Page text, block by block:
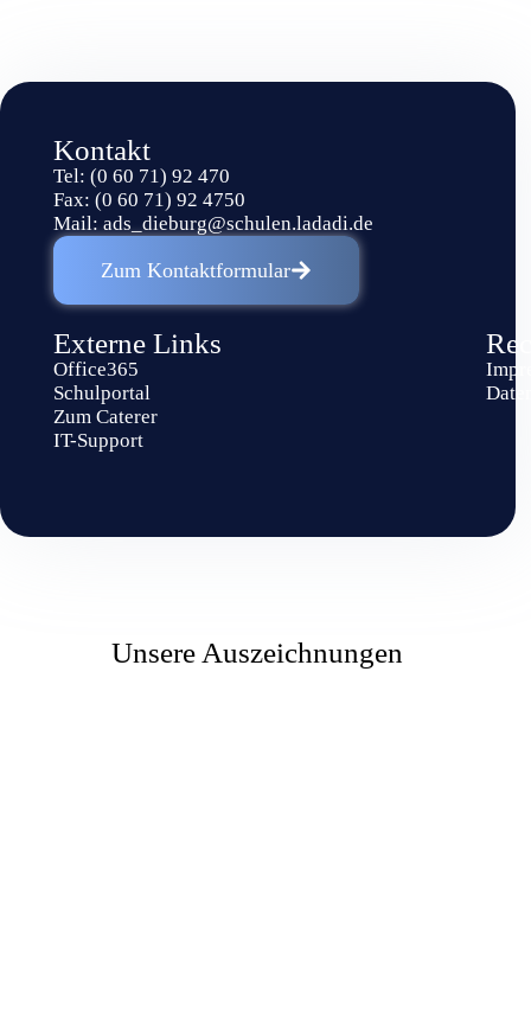
Kontakt
Tel: (0 60 71) 92 470
Fax: (0 60 71) 92 4750
Mail: ads_dieburg@schulen.ladadi.de
Zum Kontaktformular
Externe Links
Office365
Schulportal
Zum Caterer
IT-Support
Unsere Auszeichnungen